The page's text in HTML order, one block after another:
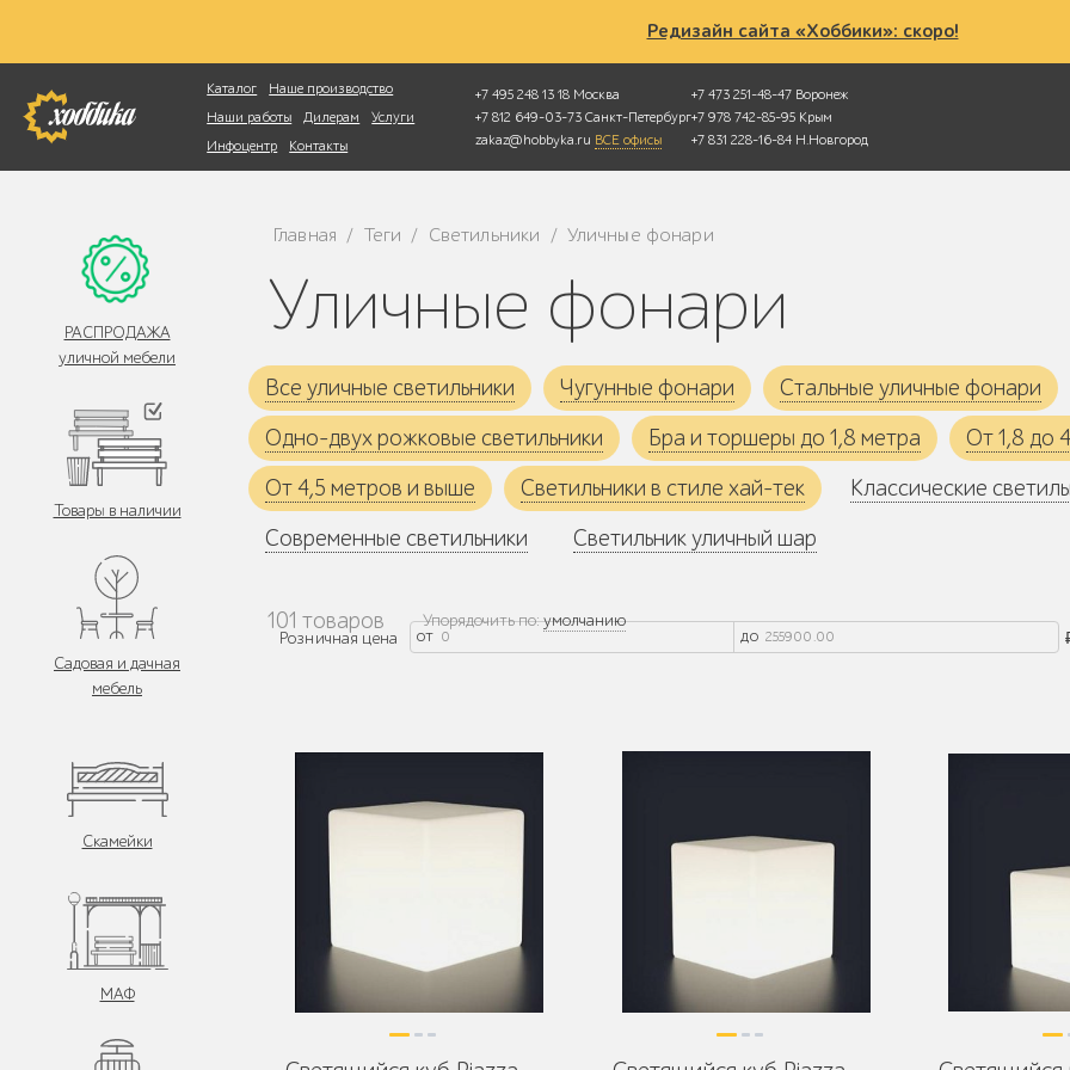
Редизайн сайта «Хоббики»: скоро!
Каталог
Наше производство
Наши работы
Дилерам
Услуги
Инфоцентр
Контакты
+7 495 248 13 18 Москва
+7 812 649-03-73 Санкт-Петербург
zakaz@hobbyka.ru ВСЕ офисы
+7 473 251-48-47 Воронеж
+7 978 742-85-95 Крым
+7 831 228-16-84 Н.Новгород
Фотопоиск
РАСПРОДАЖА
уличной мебели
Товары в наличии
Садовая и дачная
мебель
Скамейки
МАФ
Главная / Теги / Светильники / Уличные фонари
Уличные фонари
Все уличные светильники Чугунные фонари
Стальные уличные фонари
Одно-двух рожковые светильники
Бра и торшеры до 1,8 метра
От 1,8 до
От 4,5 метров и выше
Светильники в стиле хай-тек
Классические
Современные светильники
Светильник уличный шар
101 товаров Упорядочить по:умолчанию
Розничная цена
от до